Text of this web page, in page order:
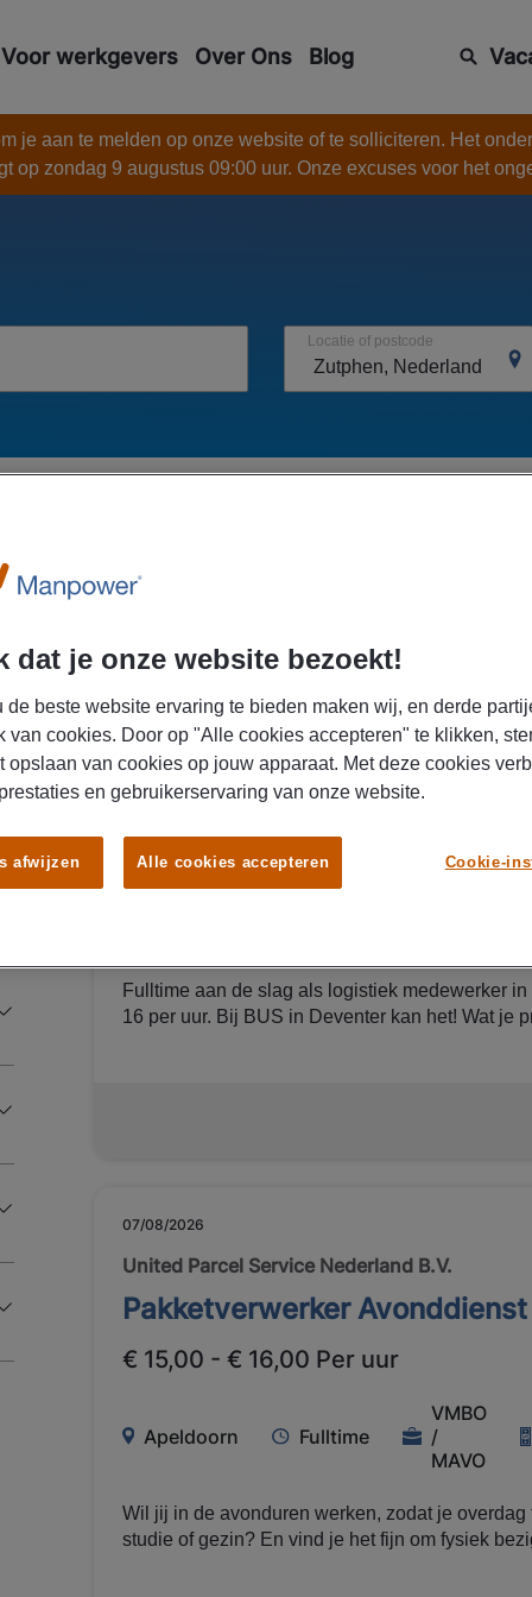
Voor werkgevers Over Ons Blog
je aan te melden op onze website of te solliciteren. Het
op zondag 9 augustus 09:00 uur. Onze excuses voor het
Locatie of postcode
Creëer Alert
27/07/2026
BUS B.V.
Logistiek medewerker BUS
€ 15,00 - € 16,00 Per uur
Fulltime aan de slag als logistiek medewerker
16 per uur. Bij BUS in Deventer kan het! Wat je
07/08/2026
United Parcel Service Nederland B.V.
Pakketverwerker
€ 15,00 - € 16,00 Per uur
Apeldoorn Fulltime
VMBO
/
MAVO
Wil jij in de avonduren werken, zodat je overdag
studie of gezin? En vind je het fijn om fysiek
dat je onze website bezoekt!
de beste website ervaring te bieden maken wij, en derde
van cookies. Door op "Alle cookies accepteren" te klikken,
opslaan van cookies op jouw apparaat. Met deze cookies
en gebruikerservaring van onze website.
Cookie-
afwijzen Alle cookies accepteren